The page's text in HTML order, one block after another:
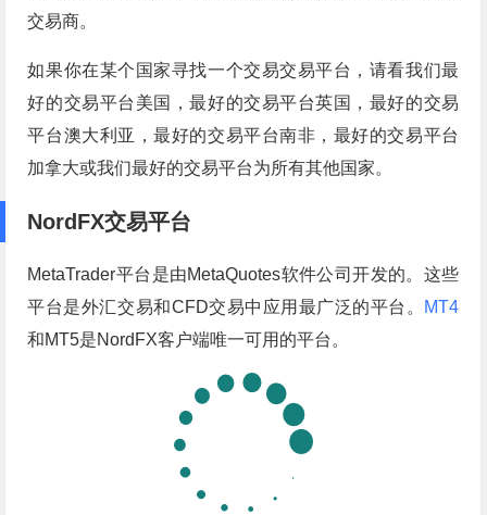
交易商。
如果你在某个国家寻找一个交易交易平台，请看我们最
好的交易平台美国，最好的交易平台英国，最好的交易
平台澳大利亚，最好的交易平台南非，最好的交易平台
加拿大或我们最好的交易平台为所有其他国家。
NordFX交易平台
MetaTrader平台是由MetaQuotes软件公司开发的。这些
平台是外汇交易和CFD交易中应用最广泛的平台。
MT4
和MT5是NordFX客户端唯一可用的平台。